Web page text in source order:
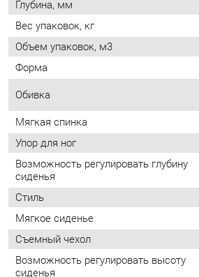
Обивка
Мягкая спинка
Упор для ног
Возможность регулировать глубину
сиденья
Стиль
Мягкое сиденье
Съемный чехол
Возможность регулировать высоту
сиденья
ОТЗЫВЫ
Пока нет отзывов, поделитесь первым